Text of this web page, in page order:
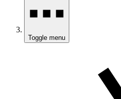
Toggle menu